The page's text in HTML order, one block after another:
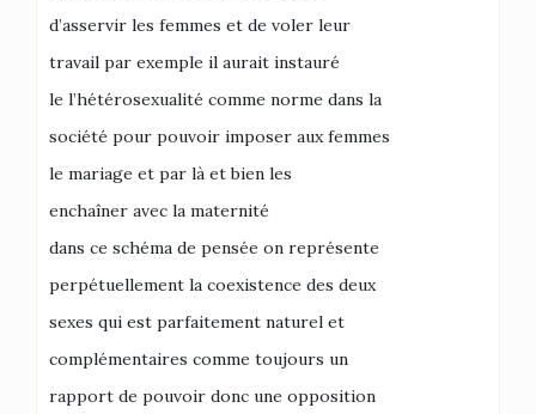
d’asservir les femmes et de voler leur
travail par exemple il aurait instauré
le l’hétérosexualité comme norme dans la
société pour pouvoir imposer aux femmes
le mariage et par là et bien les
enchaîner avec la maternité
dans ce schéma de pensée on représente
perpétuellement la coexistence des deux
sexes qui est parfaitement naturel et
complémentaires comme toujours un
rapport de pouvoir donc une opposition